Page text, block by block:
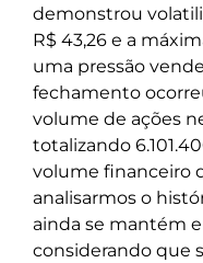
demonstrou
R$ 43,26 e a
uma pressão
fechamento
volume de ações
totalizando
volume financeiro
analisarmos o
ainda se mantém
considerando que